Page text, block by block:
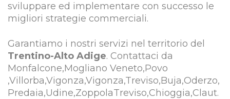
sviluppare ed implementare con successo le
migliori strategie commerciali.
Garantiamo i nostri servizi nel territorio del
Trentino-Alto Adige. Contattaci da
Monfalcone,Mogliano Veneto,Povo
,Villorba,Vigonza,Vigonza,Treviso,Buja,Oderzo,
Predaia,Udine,ZoppolaTreviso,Chioggia,Claut.